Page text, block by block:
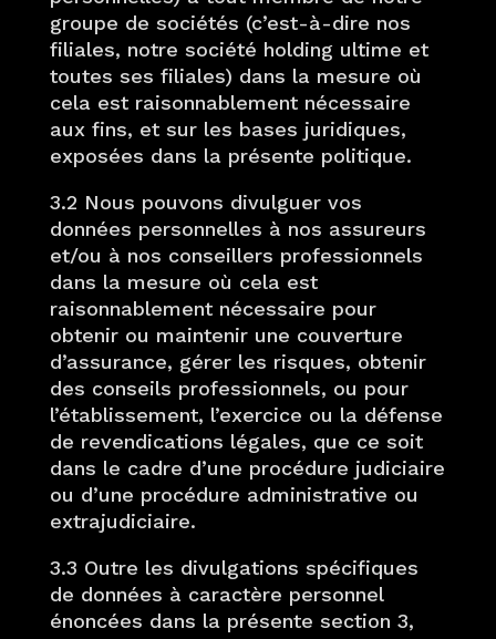
groupe de sociétés (c’est-à-dire nos
filiales, notre société holding ultime et
toutes ses filiales) dans la mesure où
cela est raisonnablement nécessaire
aux fins, et sur les bases juridiques,
exposées dans la présente politique.
3.2 Nous pouvons divulguer vos
données personnelles à nos assureurs
et/ou à nos conseillers professionnels
dans la mesure où cela est
raisonnablement nécessaire pour
obtenir ou maintenir une couverture
d’assurance, gérer les risques, obtenir
des conseils professionnels, ou pour
l’établissement, l’exercice ou la défense
de revendications légales, que ce soit
dans le cadre d’une procédure judiciaire
ou d’une procédure administrative ou
extrajudiciaire.
3.3 Outre les divulgations spécifiques
de données à caractère personnel
énoncées dans la présente section 3,